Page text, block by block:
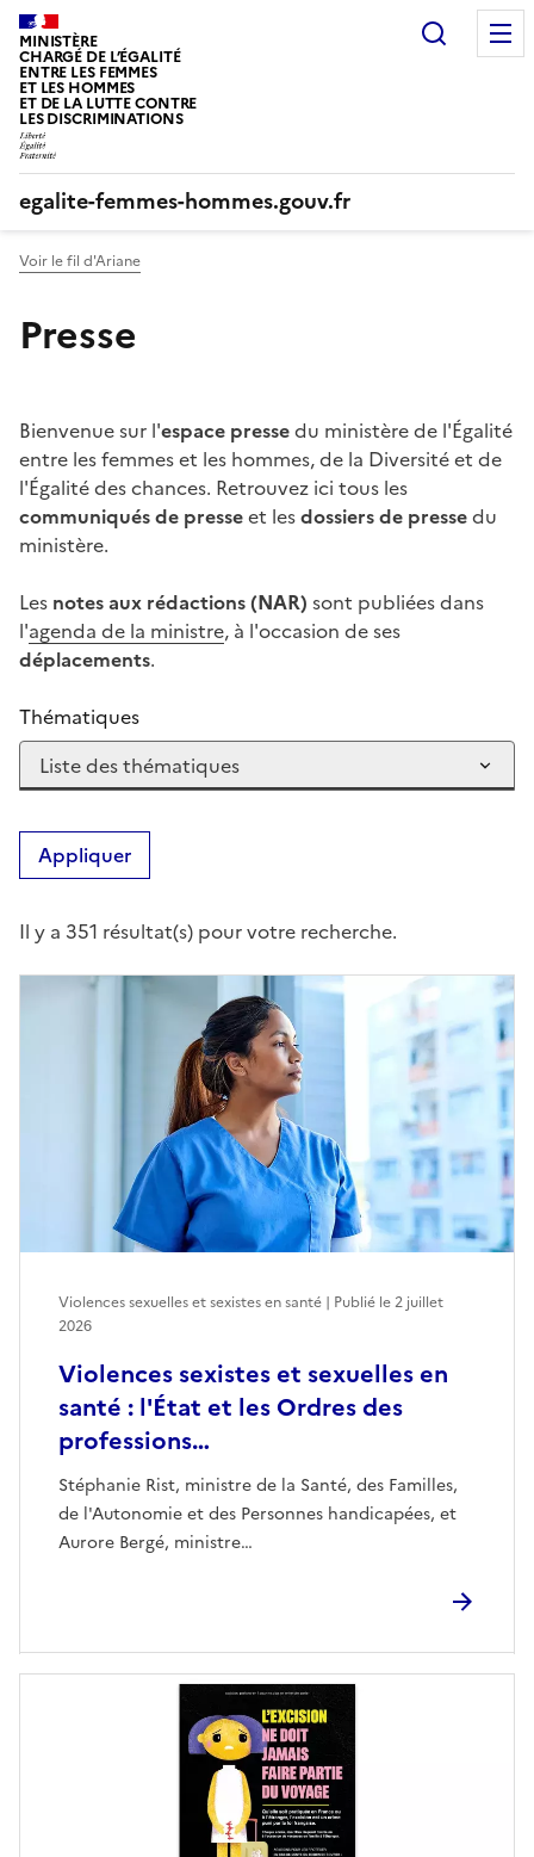
Panneau de gestion des cookies
MINISTÈRE
CHARGÉ DE L’ÉGALITÉ
ENTRE LES FEMMES
ET LES HOMMES
ET DE LA LUTTE CONTRE
LES DISCRIMINATIONS
egalite-femmes-hommes.gouv.fr
Voir le fil d'Ariane
Presse
Bienvenue sur l'espace pressedu ministère de l'Égalité
entre les femmes et les hommes, de la Diversité et de
l'Égalité des chances. Retrouvez ici tous les
communiqués de presseet lesdossiers de pressedu
ministère.
Les notes aux rédactions (NAR) sont publiées dans
l'agenda de la ministre, à l'occasion de ses
déplacements.
Thématiques
Appliquer
Il y a 351 résultat(s) pour votre recherche.
Violences sexistes et sexuelles en
santé : l'État et les Ordres des
professions…
Stéphanie Rist, ministre de la Santé, des Familles,
de l'Autonomie et des Personnes handicapées, et
Aurore Bergé, ministre…
Violences sexuelles et sexistes en santé | Publié le2 juillet
2026